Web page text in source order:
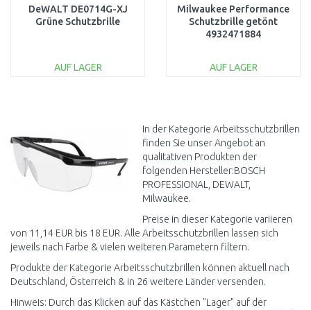
DeWALT DE0714G-XJ
Grüne Schutzbrille
AUF LAGER
Milwaukee Performance
Schutzbrille getönt
4932471884
AUF LAGER
Vergleichen
In der Kategorie Arbeitsschutzbrillen
finden Sie unser Angebot an
qualitativen Produkten der
folgenden Hersteller:BOSCH
PROFESSIONAL, DEWALT,
Milwaukee.
Preise in dieser Kategorie variieren
von 11,14 EUR bis 18 EUR. Alle Arbeitsschutzbrillen lassen sich
jeweils nach Farbe & vielen weiteren Parametern filtern.
Produkte der Kategorie Arbeitsschutzbrillen können aktuell nach
Deutschland, Österreich & in 26 weitere Länder versenden.
Hinweis: Durch das Klicken auf das Kästchen "Lager" auf der